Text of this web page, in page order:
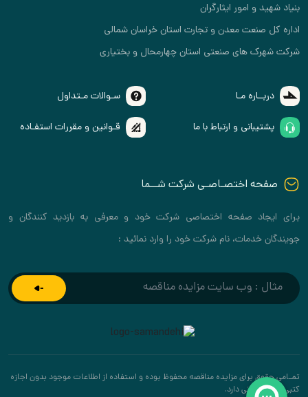
بنیاد شهید و امور ایثارگران
اداره کل صنعت معدن و تجارت استان خراسان شمالی
شرکت شهرک های صنعتی استان چهارمحال و بختیاری
دربــاره مـا سـوالات مـتداول
پشتیبانی و ارتباط با ما قـوانین و مقررات استفـاده
صفحه اختصـاصـی شرکت شــما
برای ایجاد صفحه اختصاصی شرکت خود و معرفی به بازدید کنندگان و
جویندگان خدمات، نام شرکت خود را وارد نمائید :
تمـامی حقوق برای مزایده مناقصه محفوظ بوده و استفاده از اطلاعات موجود بدون اجازه
کتبی پیگرد قانونی دارد.